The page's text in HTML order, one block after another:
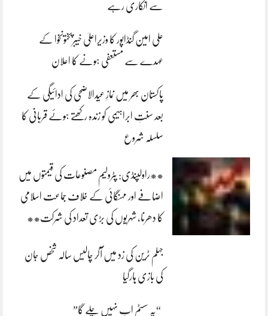
سے انکاری رہے
علی امین گنڈاپور کا وزیراعلیٰ خیبرپختونخوا کے
عہدے سے مستعفی ہونے کا اعلان
پاکستان بھر میں نمازِ عیدالاضحی کی ادائیگی کے
بعد سنتِ ابراہیمی کو زندہ رکھتے ہوئے قربانی کا
سلسلہ شروع
**راولپنڈی: پٹرولیم مصنوعات کی قیمتوں میں
اضافے اور مہنگائی کے خلاف جماعت اسلامی
کا دھرنا، شہریوں کی بڑی تعداد کی شرکت**
جہلم ٹرین کی زد میں آکر چالیس سالہ شخص جان
کی بازی ہارگیا
“یہ سسٹم اب نہیں چلے گا”